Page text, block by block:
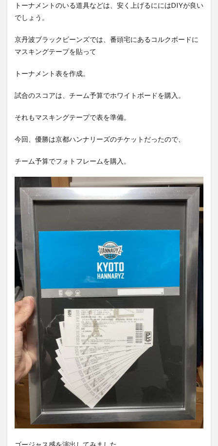
トーナメントのいる道具などは、安く上げるににはDIYが良い
でしょう。
京丹波ブラックビーンズでは、番頭宅にあるコルクボードに
マスキングテープを貼って
トーナメント表を作成。
試合のスコアは、チーム予算でホワイトボードを購入。
それもマスキングテープで表を準備。
今回、優勝は京都ハンナリーズのチケットだったので、
チーム予算でフォトフレームを購入。
ゴージャス感を演出してみました。